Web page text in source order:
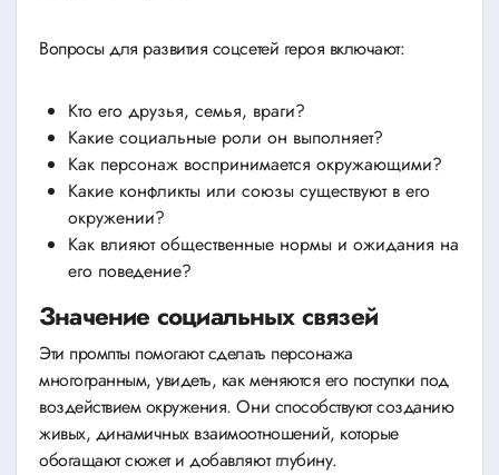
Вопросы для развития соцсетей героя включают:
Кто его друзья, семья, враги?
Какие социальные роли он выполняет?
Как персонаж воспринимается окружающими?
Какие конфликты или союзы существуют в его
окружении?
Как влияют общественные нормы и ожидания на
его поведение?
Значение социальных связей
Эти промпты помогают сделать персонажа
многогранным, увидеть, как меняются его поступки под
воздействием окружения. Они способствуют созданию
живых, динамичных взаимоотношений, которые
обогащают сюжет и добавляют глубину.